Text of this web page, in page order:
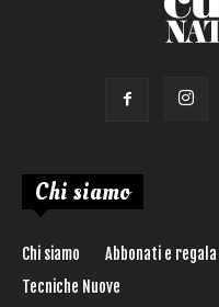
Chi siamo
Chi siamo Abbonati e regala
Tecniche Nuove